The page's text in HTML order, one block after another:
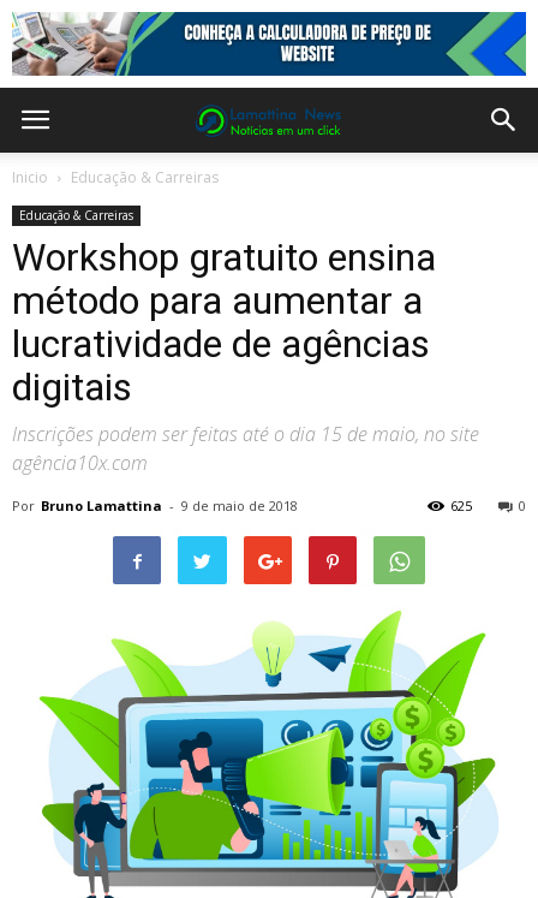
Inicio Educação & Carreiras
Educação & Carreiras
Workshop gratuito ensina
método para aumentar a
lucratividade de agências
digitais
Inscrições podem ser feitas até o dia 15 de maio, no site
agência10x.com
Por Bruno Lamattina - 9 de maio de 2018 0
625